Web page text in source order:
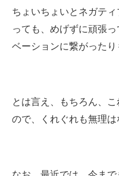
ちょいちょいとネガテ
っても、めげずに頑張
ベーションに繋がったり
とは言え、もちろん、
ので、くれぐれも無理は